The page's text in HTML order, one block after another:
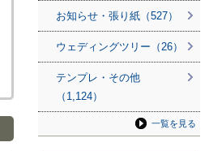
お知らせ・張り紙（527）
ウェディングツリー（26）
テンプレ・その他
（1,124）
一覧を見る